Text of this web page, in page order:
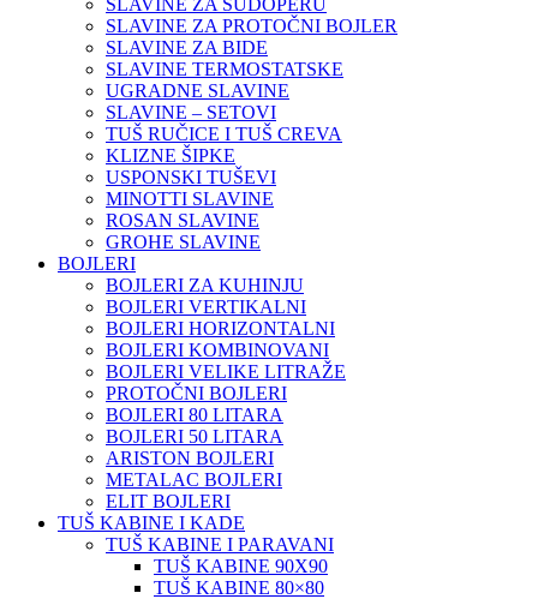
SLAVINE ZA SUDOPERU
SLAVINE ZA PROTOČNI BOJLER
SLAVINE ZA BIDE
SLAVINE TERMOSTATSKE
UGRADNE SLAVINE
SLAVINE – SETOVI
TUŠ RUČICE I TUŠ CREVA
KLIZNE ŠIPKE
USPONSKI TUŠEVI
MINOTTI SLAVINE
ROSAN SLAVINE
GROHE SLAVINE
BOJLERI
BOJLERI ZA KUHINJU
BOJLERI VERTIKALNI
BOJLERI HORIZONTALNI
BOJLERI KOMBINOVANI
BOJLERI VELIKE LITRAŽE
PROTOČNI BOJLERI
BOJLERI 80 LITARA
BOJLERI 50 LITARA
ARISTON BOJLERI
METALAC BOJLERI
ELIT BOJLERI
TUŠ KABINE I KADE
TUŠ KABINE I PARAVANI
TUŠ KABINE 90X90
TUŠ KABINE 80×80